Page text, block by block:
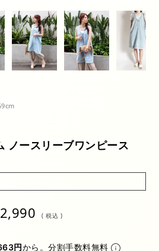
ノースリーブワンピース
税込
円から。分割手数料無料